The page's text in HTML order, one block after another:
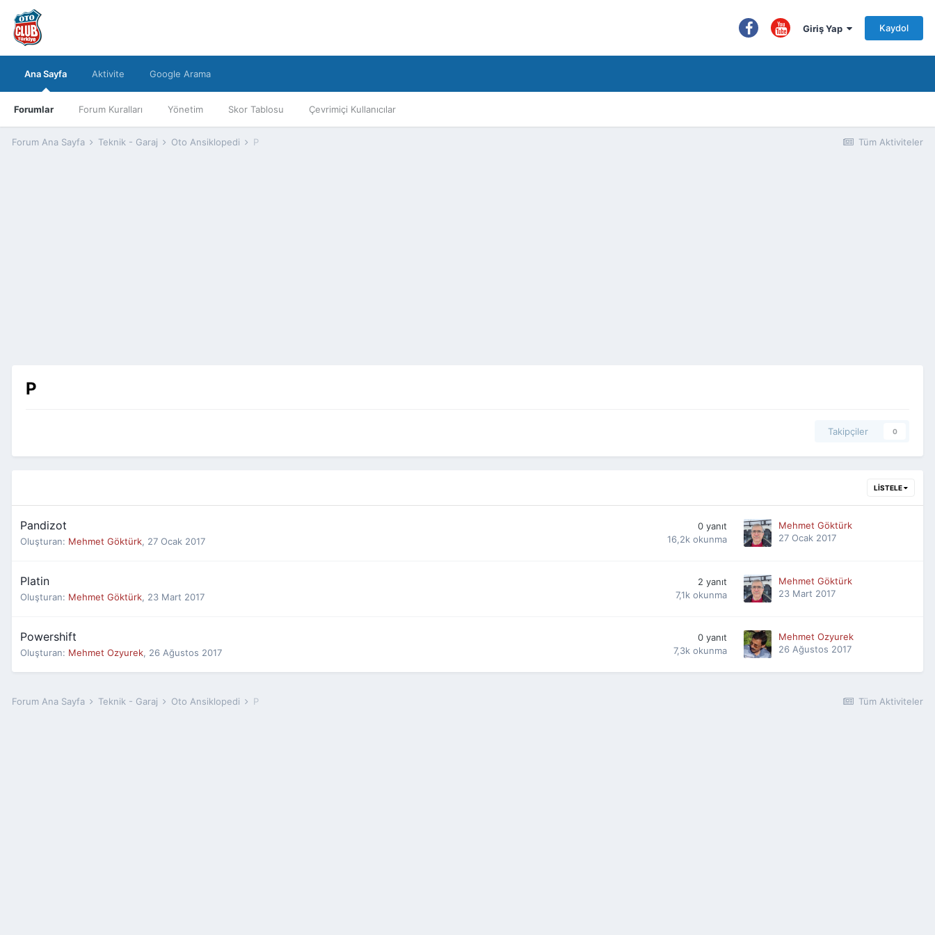
Giriş Yap Kaydol
Ana Sayfa
Forumlar Forum Kuralları Yönetim Skor Tablosu Çevrimiçi Kullanıcılar
Aktivite Google Arama
Tüm Aktiviteler
Forum Ana Sayfa Teknik - Garaj Oto Ansiklopedi P
P
Takipçiler 0
LISTELE
Pandizot
Oluşturan: Mehmet Göktürk, 27 Ocak 2017
0 yanıt
16,2k okunma
Mehmet Göktürk
27 Ocak 2017
Platin
Oluşturan: Mehmet Göktürk, 23 Mart 2017
2 yanıt
7,1k okunma
Mehmet Göktürk
23 Mart 2017
Powershift
Oluşturan: Mehmet Ozyurek, 26 Ağustos 2017
0 yanıt
7,3k okunma
Mehmet Ozyurek
26 Ağustos 2017
Tüm Aktiviteler
Forum Ana Sayfa Teknik - Garaj Oto Ansiklopedi P